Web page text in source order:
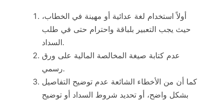
أولاً استخدام لغة عدائية أو مهينة في الخطاب،
حيث يجب التعبير بلباقة واحترام حتى في طلب
السداد.
عدم كتابة صيغة المخالصة المالية على ورق
رسمي.
كما أن من الأخطاء الشائعة عدم توضيح التفاصيل
بشكل واضح، أو تحديد شروط السداد أو توضيح